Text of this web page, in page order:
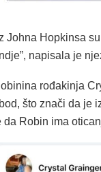
Johna Hopkinsa
napisala je
rođakinja
što znači da je
da Robin ima